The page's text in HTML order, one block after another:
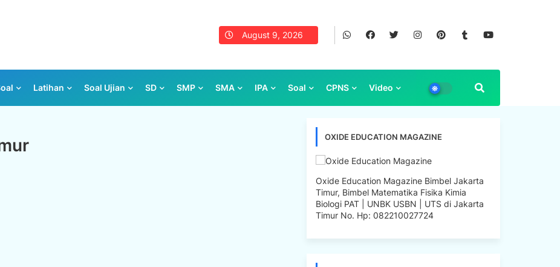
August 9, 2026
Latihan Soal Ujian SD SMP SMA IPA Soal CPNS Video
OXIDE EDUCATION MAGAZINE
Oxide Education Magazine Bimbel Jakarta
Timur, Bimbel Matematika Fisika Kimia
Biologi PAT | UNBK USBN | UTS di Jakarta
Timur No. Hp: 082210027724